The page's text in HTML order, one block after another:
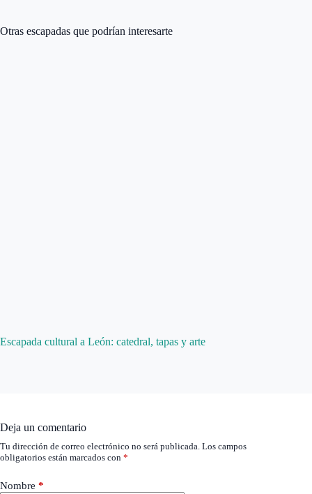
Otras escapadas que podrían interesarte
Escapada cultural a León: catedral, tapas y arte
Deja un comentario
Tu dirección de correo electrónico no será publicada. Los campos
obligatorios están marcados con *
Nombre *